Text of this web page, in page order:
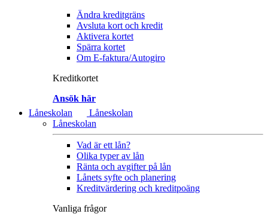
Ändra kreditgräns
Avsluta kort och kredit
Aktivera kortet
Spärra kortet
Om E-faktura/Autogiro
Kreditkortet
Ansök här
Låneskolan
Låneskolan
Låneskolan
Vad är ett lån?
Olika typer av lån
Ränta och avgifter på lån
Lånets syfte och planering
Kreditvärdering och kreditpoäng
Vanliga frågor